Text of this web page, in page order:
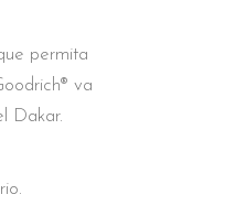
permita
va
Dakar.